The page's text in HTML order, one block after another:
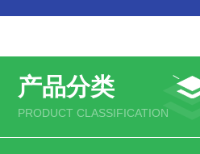
产品分类
PRODUCT CLASSIFICATION